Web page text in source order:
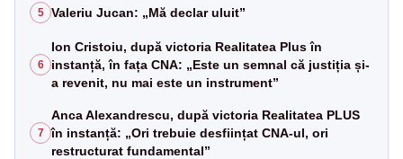
5 Valeriu Jucan: „Mă declar uluit”
6
Ion Cristoiu, după victoria Realitatea Plus în
instanță, în fața CNA: „Este un semnal că justiția și-
a revenit, nu mai este un instrument”
7
Anca Alexandrescu, după victoria Realitatea PLUS
în instanță: „Ori trebuie desființat CNA-ul, ori
restructurat fundamental”